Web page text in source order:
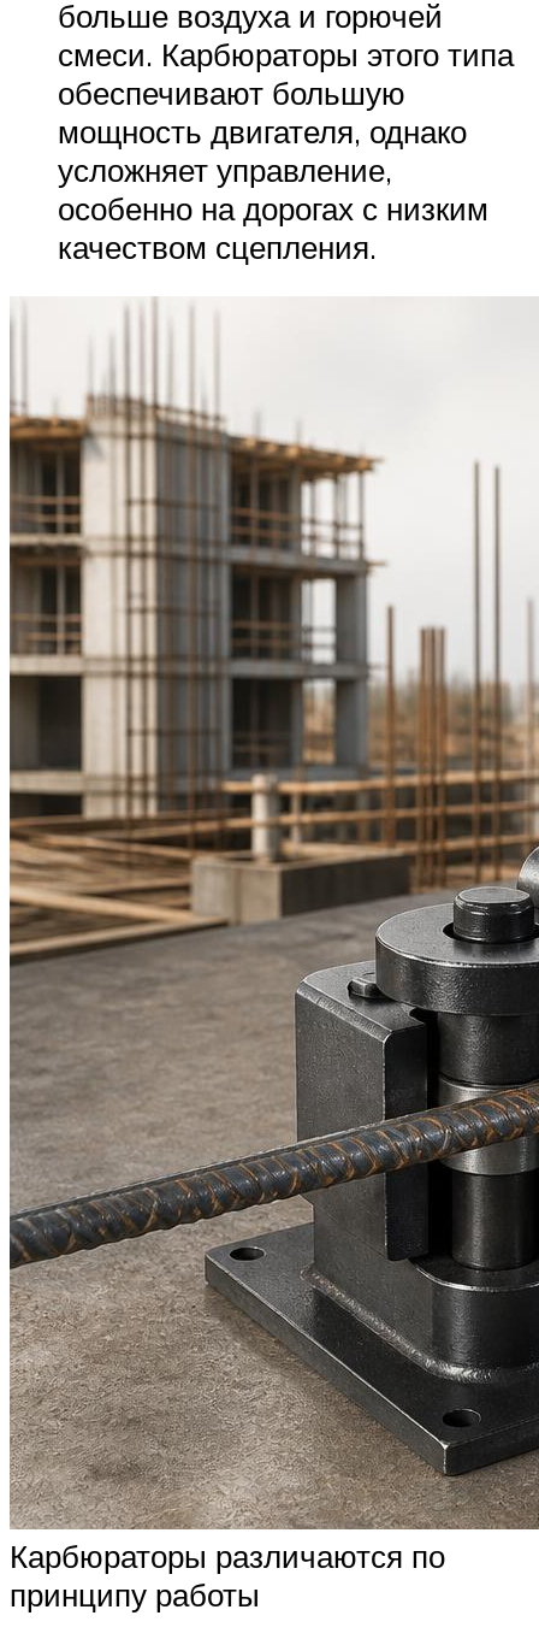
больше воздуха и горючей
смеси. Карбюраторы этого типа
обеспечивают большую
мощность двигателя, однако
усложняет управление,
особенно на дорогах с низким
качеством сцепления.
Карбюраторы различаются по
принципу работы